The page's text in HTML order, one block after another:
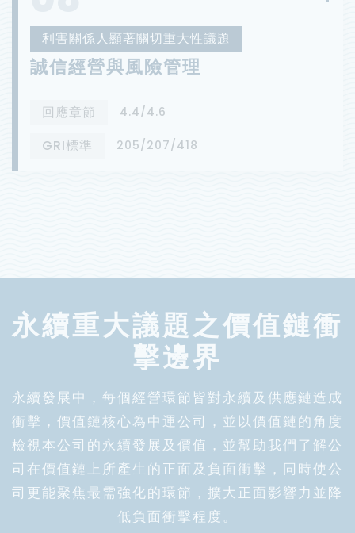
利害關係人顯著關切重大性議題
誠信經營與風險管理
回應章節 4.4/4.6
GRI標準 205/207/418
永續重大議題之價值鏈衝
擊邊界
永續發展中，每個經營環節皆對永續及供應鏈造成
衝擊，價值鏈核心為中運公司，並以價值鏈的角度
檢視本公司的永續發展及價值，並幫助我們了解公
司在價值鏈上所產生的正面及負面衝擊，同時使公
司更能聚焦最需強化的環節，擴大正面影響力並降
低負面衝擊程度。